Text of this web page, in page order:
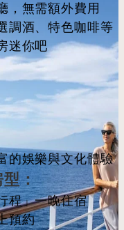
，無需額外費用
調酒、特色咖啡等
迷你吧
的娛樂與文化體驗
型：
程」一晚住宿
預約